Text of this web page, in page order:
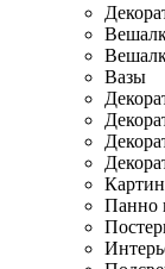
Вазы
Панно